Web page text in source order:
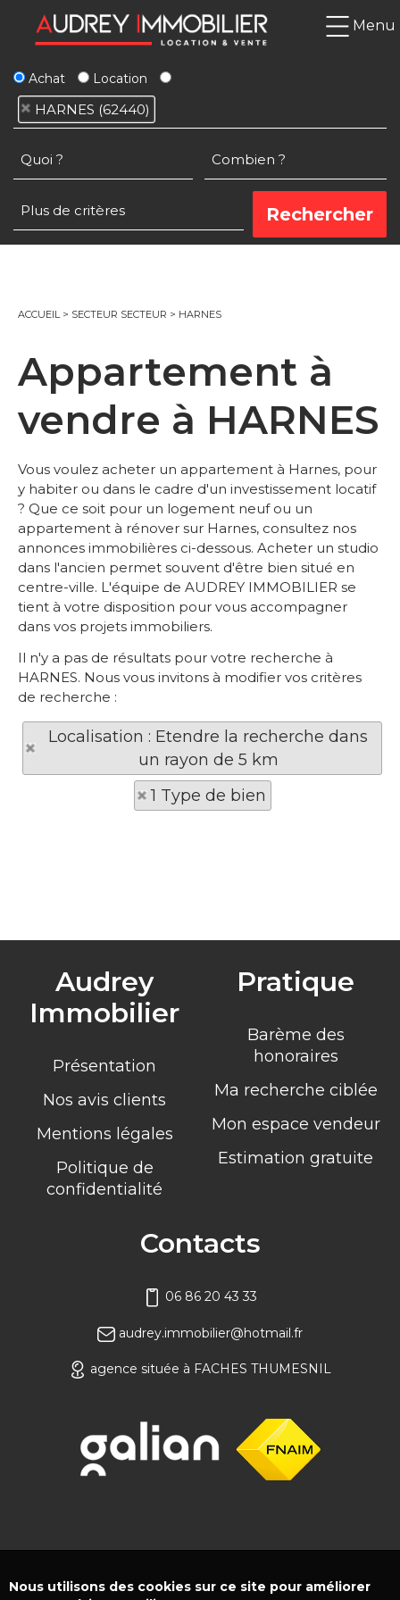
Menu
Achat Location
HARNES (62440)
ACCUEIL> SECTEUR SECTEUR > HARNES
Appartement à
vendre à HARNES
Vous voulez acheter un appartement à Harnes, pour
y habiter ou dans le cadre d'un investissement locatif
? Que ce soit pour un logement neuf ou un
appartement à rénover sur Harnes, consultez nos
annonces immobilières ci-dessous. Acheter un studio
dans l'ancien permet souvent d'être bien situé en
centre-ville. L'équipe de AUDREY IMMOBILIER se
tient à votre disposition pour vous accompagner
dans vos projets immobiliers.
Il n'y a pas de résultats pour votre recherche à
HARNES. Nous vous invitons à modifier vos critères
de recherche :
Localisation : Etendre la recherche dans
un rayon de 5 km
1 Type de bien
Audrey
Immobilier
Présentation
Nos avis clients
Mentions légales
Politique de
confidentialité
Pratique
Barème des
honoraires
Ma recherche ciblée
Mon espace vendeur
Estimation gratuite
Contacts
06 86 20 43 33
audrey.immobilier@hotmail.fr
agence située à FACHES THUMESNIL
Nous utilisons des cookies sur ce site pour améliorer